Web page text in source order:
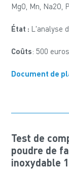
MgO, Mn, Na2O,
État : L'analyse
Coûts: 500 euros
Document de
Test de
poudre de
inoxydable